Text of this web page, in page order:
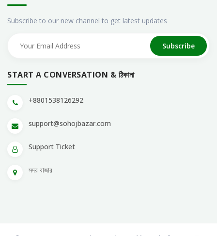
Subscribe to our new channel to get latest updates
Subscribe
START A CONVERSATION & ঠিকানা
+8801538126292
support@sohojbazar.com
Support Ticket
সদর বাজার